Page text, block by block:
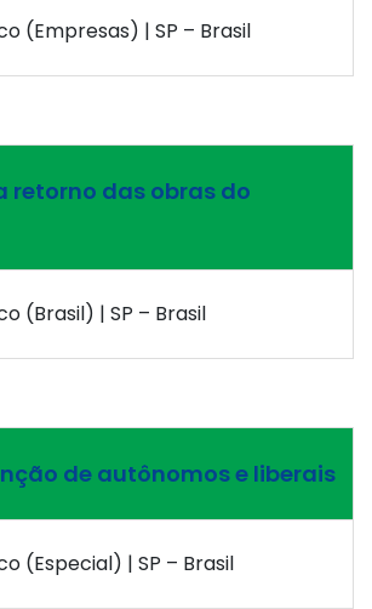
(Empresas) | SP – Brasil
retorno das obras do
(Brasil) | SP – Brasil
de autônomos e liberais
(Especial) | SP – Brasil